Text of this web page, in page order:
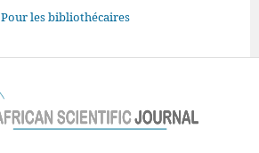
Pour les bibliothécaires